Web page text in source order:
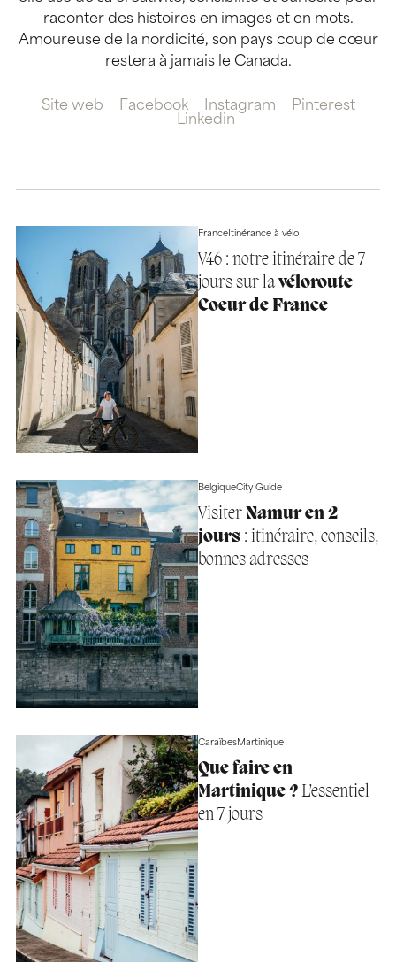
raconter des histoires en images et en mots.
Amoureuse de la nordicité, son pays coup de cœur
restera à jamais le Canada.
Site web Facebook Instagram
Pinterest
Linkedin
FranceItinérance à vélo
V46 : notre itinéraire de 7
jours sur lavéloroute
Coeur de France
BelgiqueCity Guide
Visiter Namur en 2
jours: itinéraire, conseils,
bonnes adresses
CaraïbesMartinique
Que faire en
Martinique ?L’essentiel
en 7 jours